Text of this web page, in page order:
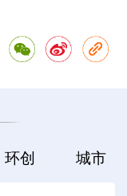
环创 城市